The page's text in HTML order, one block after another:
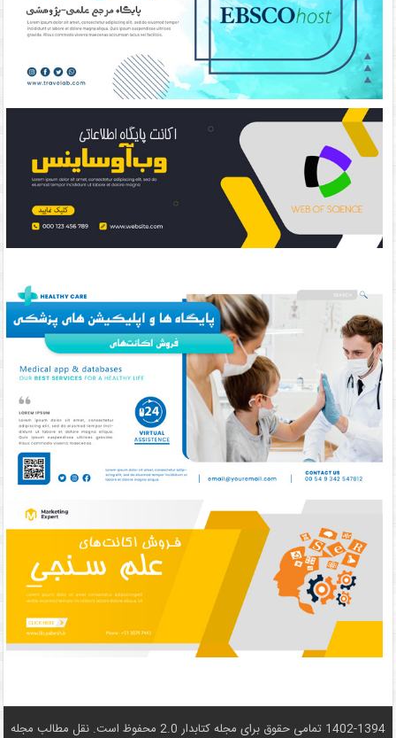
1402-1394 تمامی حقوق برای مجله کتابدار 2.0 محفوظ است. نقل مطالب مجله